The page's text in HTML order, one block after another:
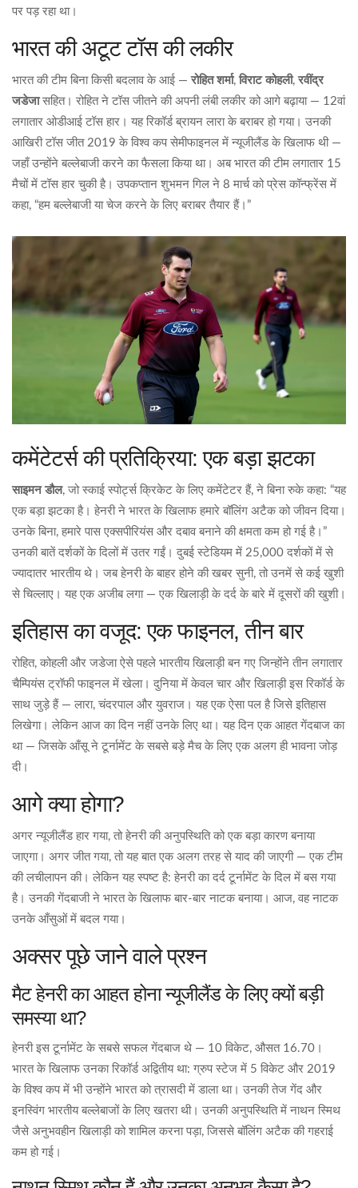
पर पड़ रहा था।
भारत की अटूट टॉस की लकीर
भारत की टीम बिना किसी बदलाव के आई — रोहित शर्मा, विराट कोहली, रवींद्र
जडेजासहित। रोहित ने टॉस जीतने की अपनी लंबी लकीर को आगे बढ़ाया — 12वां
लगातार ओडीआई टॉस हार। यह रिकॉर्ड ब्रायन लारा के बराबर हो गया। उनकी
आखिरी टॉस जीत 2019 के विश्व कप सेमीफाइनल में न्यूजीलैंड के खिलाफ थी —
जहाँ उन्होंने बल्लेबाजी करने का फैसला किया था। अब भारत की टीम लगातार 15
मैचों में टॉस हार चुकी है। उपकप्तान शुभमन गिल ने 8 मार्च को प्रेस कॉन्फ्रेंस में
कहा, “हम बल्लेबाजी या चेज करने के लिए बराबर तैयार हैं।”
कमेंटेटर्स की प्रतिक्रिया: एक बड़ा झटका
साइमन डौल, जो स्काई स्पोर्ट्स क्रिकेट के लिए कमेंटेटर हैं, ने बिना रुके कहा: “यह
एक बड़ा झटका है। हेनरी ने भारत के खिलाफ हमारे बॉलिंग अटैक को जीवन दिया।
उनके बिना, हमारे पास एक्सपीरियंस और दबाव बनाने की क्षमता कम हो गई है।”
उनकी बातें दर्शकों के दिलों में उतर गईं। दुबई स्टेडियम में 25,000 दर्शकों में से
ज्यादातर भारतीय थे। जब हेनरी के बाहर होने की खबर सुनी, तो उनमें से कई खुशी
से चिल्लाए। यह एक अजीब लगा — एक खिलाड़ी के दर्द के बारे में दूसरों की खुशी।
इतिहास का वजूद: एक फाइनल, तीन बार
रोहित, कोहली और जडेजा ऐसे पहले भारतीय खिलाड़ी बन गए जिन्होंने तीन लगातार
चैम्पियंस ट्रॉफी फाइनल में खेला। दुनिया में केवल चार और खिलाड़ी इस रिकॉर्ड के
साथ जुड़े हैं — लारा, चंदरपाल और युवराज। यह एक ऐसा पल है जिसे इतिहास
लिखेगा। लेकिन आज का दिन नहीं उनके लिए था। यह दिन एक आहत गेंदबाज का
था — जिसके आँसू ने टूर्नामेंट के सबसे बड़े मैच के लिए एक अलग ही भावना जोड़
दी।
आगे क्या होगा?
अगर न्यूजीलैंड हार गया, तो हेनरी की अनुपस्थिति को एक बड़ा कारण बनाया
जाएगा। अगर जीत गया, तो यह बात एक अलग तरह से याद की जाएगी — एक टीम
की लचीलापन की। लेकिन यह स्पष्ट है: हेनरी का दर्द टूर्नामेंट के दिल में बस गया
है। उनकी गेंदबाजी ने भारत के खिलाफ बार-बार नाटक बनाया। आज, वह नाटक
उनके आँसुओं में बदल गया।
अक्सर पूछे जाने वाले प्रश्न
मैट हेनरी का आहत होना न्यूजीलैंड के लिए क्यों बड़ी
समस्या था?
हेनरी इस टूर्नामेंट के सबसे सफल गेंदबाज थे — 10 विकेट, औसत 16.70।
भारत के खिलाफ उनका रिकॉर्ड अद्वितीय था: ग्रुप स्टेज में 5 विकेट और 2019
के विश्व कप में भी उन्होंने भारत को त्रासदी में डाला था। उनकी तेज गेंद और
इनस्विंग भारतीय बल्लेबाजों के लिए खतरा थी। उनकी अनुपस्थिति में नाथन स्मिथ
जैसे अनुभवहीन खिलाड़ी को शामिल करना पड़ा, जिससे बॉलिंग अटैक की गहराई
कम हो गई।